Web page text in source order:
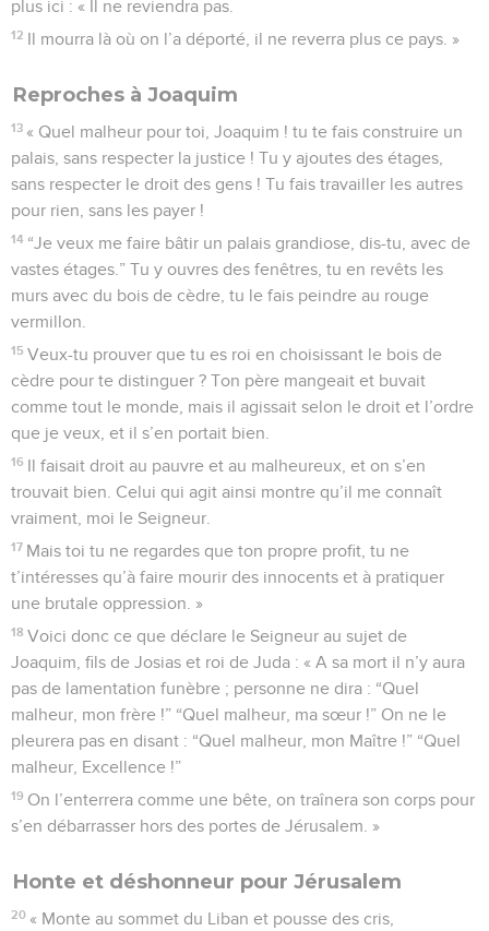
plus ici : « Il ne reviendra pas.
12 Il mourra là où on l’a déporté, il ne reverra plus ce pays. »
Reproches à Joaquim
13 « Quel malheur pour toi, Joaquim ! tu te fais construire un
palais, sans respecter la justice ! Tu y ajoutes des étages,
sans respecter le droit des gens ! Tu fais travailler les autres
pour rien, sans les payer !
14 “Je veux me faire bâtir un palais grandiose, dis-tu, avec de
vastes étages.” Tu y ouvres des fenêtres, tu en revêts les
murs avec du bois de cèdre, tu le fais peindre au rouge
vermillon.
15 Veux-tu prouver que tu es roi en choisissant le bois de
cèdre pour te distinguer ? Ton père mangeait et buvait
comme tout le monde, mais il agissait selon le droit et l’ordre
que je veux, et il s’en portait bien.
16 Il faisait droit au pauvre et au malheureux, et on s’en
trouvait bien. Celui qui agit ainsi montre qu’il me connaît
vraiment, moi le Seigneur.
17 Mais toi tu ne regardes que ton propre profit, tu ne
t’intéresses qu’à faire mourir des innocents et à pratiquer
une brutale oppression. »
18 Voici donc ce que déclare le Seigneur au sujet de
Joaquim, fils de Josias et roi de Juda : « A sa mort il n’y aura
pas de lamentation funèbre ; personne ne dira : “Quel
malheur, mon frère !” “Quel malheur, ma sœur !” On ne le
pleurera pas en disant : “Quel malheur, mon Maître !” “Quel
malheur, Excellence !”
19 On l’enterrera comme une bête, on traînera son corps pour
s’en débarrasser hors des portes de Jérusalem. »
Honte et déshonneur pour Jérusalem
20 « Monte au sommet du Liban et pousse des cris,